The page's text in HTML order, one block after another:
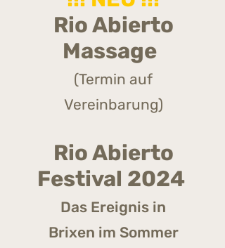
Rio Abierto
Massage
(Termin auf
Vereinbarung)
Rio Abierto
Festival 2024
Das Ereignis in
Brixen im Sommer